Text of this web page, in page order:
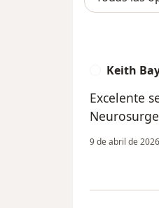
Keith
Excelente
9 de abril de 2026